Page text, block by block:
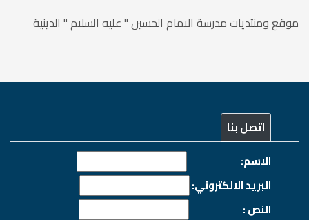
موقع ومنتديات مدرسة الامام الحسين " عليه السلام " الدينية
اتصل بنا
الاسم:
البريد الالكتروني:
النص :